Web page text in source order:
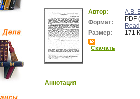
Автор:
А.В.
Формат:
PDF
Размер:
171
Скачать
Аннотация